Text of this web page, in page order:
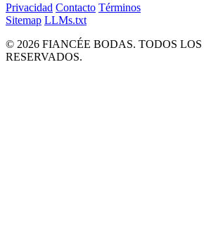
Privacidad Contacto Términos
Sitemap LLMs.txt
© 2026 FIANCÉE BODAS. TODOS LOS
RESERVADOS.